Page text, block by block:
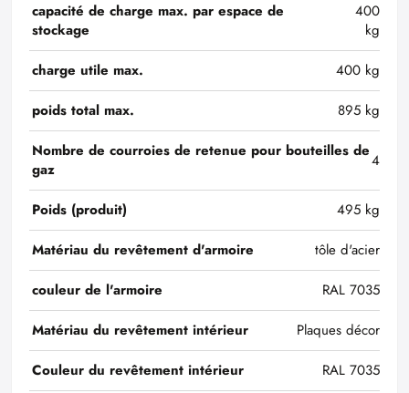
capacité de charge max. par espace de
stockage
400
kg
charge utile max.
400 kg
poids total max.
895 kg
Nombre de courroies de retenue pour bouteilles de
gaz
4
Poids (produit)
495 kg
Matériau du revêtement d'armoire
tôle d'acier
couleur de l'armoire
RAL 7035
Matériau du revêtement intérieur
Plaques décor
Couleur du revêtement intérieur
RAL 7035